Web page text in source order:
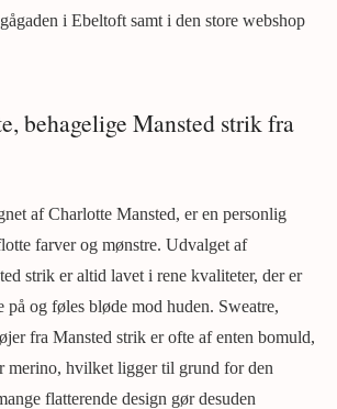
i Ebeltoft samt i den store webshop
behagelige Mansted strik fra
af Charlotte Mansted, er en personlig
farver og mønstre. Udvalget af
strik er altid lavet i rene kvaliteter, der er
på og føles bløde mod huden. Sweatre,
fra Mansted strik er ofte af enten bomuld,
merino, hvilket ligger til grund for den
flatterende design gør desuden